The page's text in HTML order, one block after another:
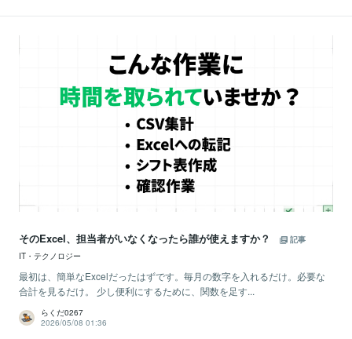
そのExcel、担当者がいなくなったら誰が使えますか？
記事
IT・テクノロジー
最初は、簡単なExcelだったはずです。毎月の数字を入れるだけ。必要な
合計を見るだけ。 少し便利にするために、関数を足す...
らくだ0267
2026/05/08 01:36